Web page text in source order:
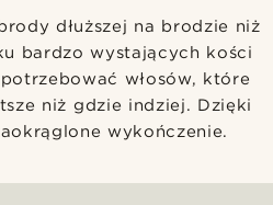
dłuższej na brodzie niż
bardzo wystających kości
włosów, które
niż gdzie indziej. Dzięki
wykończenie.